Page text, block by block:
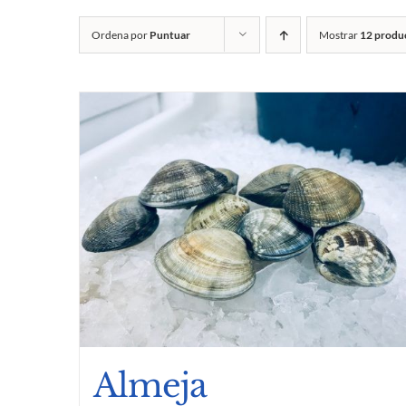
Ordena por Puntuar Mostrar 12
Almeja